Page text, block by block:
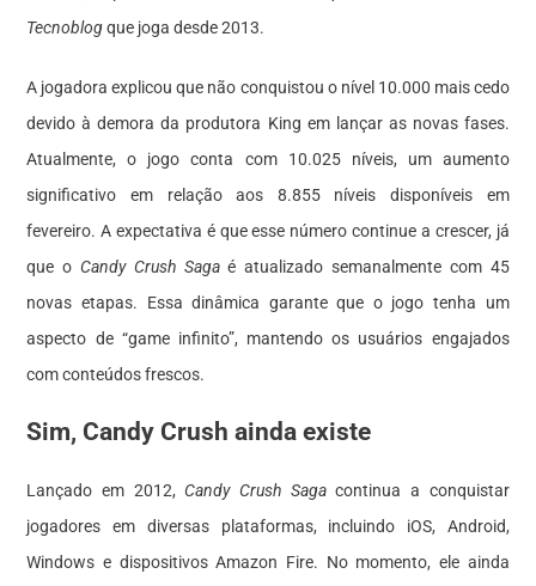
Tecnoblogque joga desde 2013.
A jogadora explicou que não conquistou o nível 10.000 mais cedo
devido à demora da produtora King em lançar as novas fases.
Atualmente, o jogo conta com 10.025 níveis, um aumento
significativo em relação aos 8.855 níveis disponíveis em
fevereiro. A expectativa é que esse número continue a crescer, já
que o Candy Crush Sagaé atualizado semanalmente com 45
novas etapas. Essa dinâmica garante que o jogo tenha um
aspecto de “game infinito”, mantendo os usuários engajados
com conteúdos frescos.
Sim, Candy Crush ainda existe
Lançado em 2012,Candy Crush Sagacontinua a conquistar
jogadores em diversas plataformas, incluindo iOS, Android,
Windows e dispositivos Amazon Fire. No momento, ele ainda